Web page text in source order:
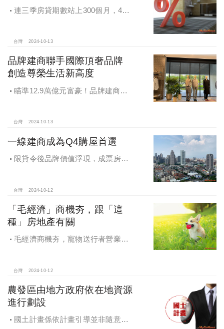
連三季房貸期數站上300個月，4都
台灣 2024-10-13
品牌建商聯手國際頂奢品牌
創造尊榮生活新高度
瞄準12.9萬億元富豪！品牌建商聯
台灣 2024-10-13
一線建商成為Q4購屋首選
限貸令後品牌價值浮現，成票房保
台灣 2024-10-12
「毛經濟」商機夯，跟「這
種」房地產有關
毛經濟商機夯，寵物送行者營業額
台灣 2024-10-12
農發區由地方政府依在地資源
進行劃設
國土計畫係依計畫引導並非隨意亂